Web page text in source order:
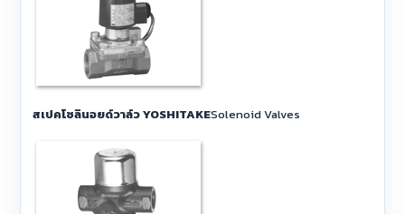
สเปคโซลินอยด์วาล์ว YOSHITAKESolenoid Valves